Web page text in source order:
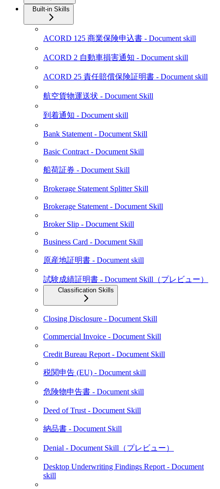
Built-in Skills
ACORD 125 商業保険申込書 - Document skill
ACORD 2 自動車損害通知 - Document skill
ACORD 25 責任賠償保険証明書 - Document skill
航空貨物運送状 - Document Skill
到着通知 - Document skill
Bank Statement - Document Skill
Basic Contract - Document Skill
船荷証券 - Document Skill
Brokerage Statement Splitter Skill
Brokerage Statement - Document Skill
Broker Slip - Document Skill
Business Card - Document Skill
原産地証明書 - Document skill
試験成績証明書 - Document Skill（プレビュー）
Classification Skills
Closing Disclosure - Document Skill
Commercial Invoice - Document Skill
Credit Bureau Report - Document Skill
税関申告 (EU) - Document skill
危険物申告書 - Document skill
Deed of Trust - Document Skill
納品書 - Document Skill
Denial - Document Skill（プレビュー）
Desktop Underwriting Findings Report - Document
skill